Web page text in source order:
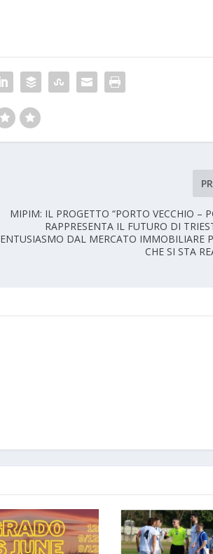
MIPIM: IL PROGETTO “PORTO VECCHIO –
RAPPRESENTA IL FUTURO DI
ENTUSIASMO DAL MERCATO IMMOBILIARE
CHE SI STA